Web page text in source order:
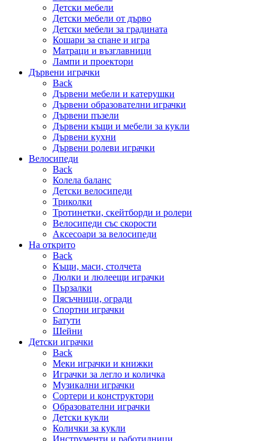
Детски мебели
Детски мебели от дърво
Детски мебели за градината
Кошари за спане и игра
Матраци и възглавници
Лампи и проектори
Дървени играчки
Back
Дървени мебели и катерушки
Дървени образователни играчки
Дървени пъзели
Дървени къщи и мебели за кукли
Дървени кухни
Дървени ролеви играчки
Велосипеди
Back
Колела баланс
Детски велосипеди
Триколки
Тротинетки, скейтборди и ролери
Велосипеди със скорости
Аксесоари за велосипеди
На открито
Back
Къщи, маси, столчета
Люлки и люлеещи играчки
Пързалки
Пясъчници, огради
Спортни играчки
Батути
Шейни
Детски играчки
Back
Меки играчки и книжки
Играчки за легло и количка
Музикални играчки
Сортери и конструктори
Образователни играчки
Детски кукли
Колички за кукли